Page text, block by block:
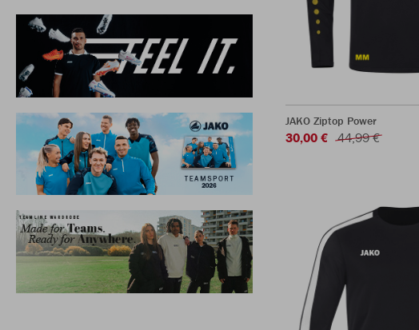
JAKO Ziptop Power
30,00 € 44,99 €